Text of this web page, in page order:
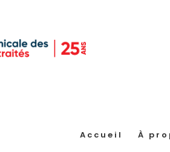
Accueil À